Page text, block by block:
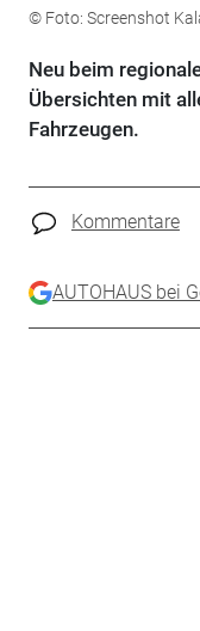
© Foto: Screenshot
Neu beim
Übersichten mit
Fahrzeugen.
Kommentare
AUTOHAUS bei